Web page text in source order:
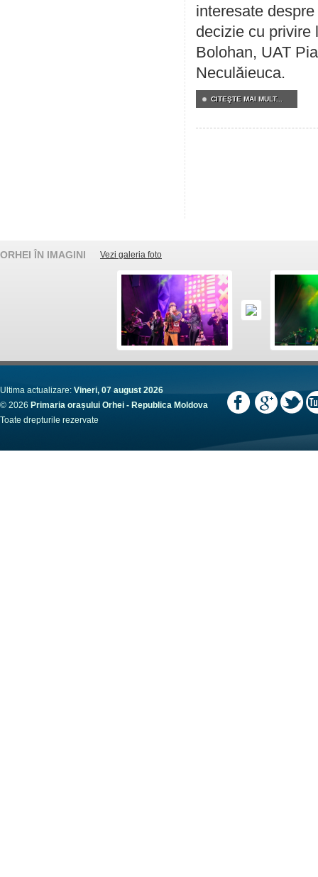
interesate
decizie cu privire
Bolohan, UAT
Neculăieuca.
CITEŞTE MAI MULT...
ORHEI ÎN IMAGINI Vezi galeria foto
Ultima actualizare: Vineri, 07 august 2026
© 2026 Primaria orașului Orhei - Republica Moldova
Toate drepturile rezervate